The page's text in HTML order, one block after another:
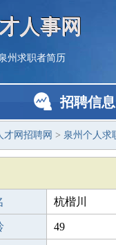
人事网
州求职者简历
招聘信息
才网招聘网 > 泉州个人求
杭楷川
49